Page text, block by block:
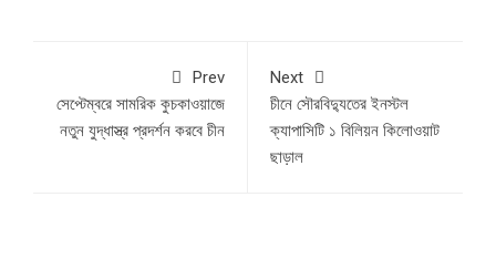
Prev
সেপ্টেম্বরে সামরিক কুচকাওয়াজে
নতুন যুদ্ধাস্ত্র প্রদর্শন করবে চীন
Next
চীনে সৌরবিদ্যুতের ইনস্টল
ক্যাপাসিটি ১ বিলিয়ন কিলোওয়াট
ছাড়াল